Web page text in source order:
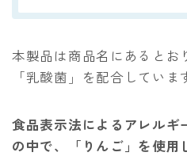
本製品は商品名にあるとお
「乳酸菌」を配合していま
食品表示法によるアレルギ
の中で、「りんご」を使用